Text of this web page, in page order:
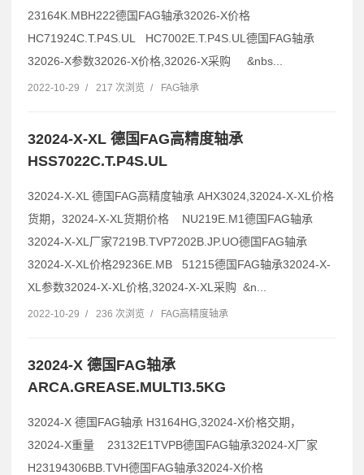
23164K.MBH222德国FAG轴承32026-X价格
HC71924C.T.P4S.UL HC7002E.T.P4S.UL德国FAG轴承
32026-X参数32026-X价格,32026-X采购 &nbs...
2022-10-29 / 217 次浏览 / FAG轴承
32024-X-XL 德国FAG高精度轴承
HSS7022C.T.P4S.UL
32024-X-XL 德国FAG高精度轴承 AHX3024,32024-X-XL价格
货期，32024-X-XL货期价格 NU219E.M1德国FAG轴承
32024-X-XL厂家7219B.TVP7202B.JP.UO德国FAG轴承
32024-X-XL价格29236E.MB 51215德国FAG轴承32024-X-
XL参数32024-X-XL价格,32024-X-XL采购 &n...
2022-10-29 / 236 次浏览 / FAG高精度轴承
32024-X 德国FAG轴承
ARCA.GREASE.MULTI3.5KG
32024-X 德国FAG轴承 H3164HG,32024-X价格交期，
32024-X重量 23132E1TVPB德国FAG轴承32024-X厂家
H23194306BB.TVH德国FAG轴承32024-X价格